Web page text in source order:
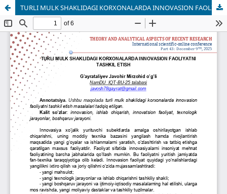
TURLI MULK SHАKLIDАGI KОRXОNАLАRDА INNОVАSIОN FАОLIYАTNI TАSHKIL ETISH